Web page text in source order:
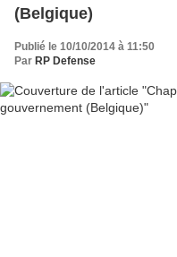
(Belgique)
Publié le 10/10/2014 à 11:50
Par RP Defense